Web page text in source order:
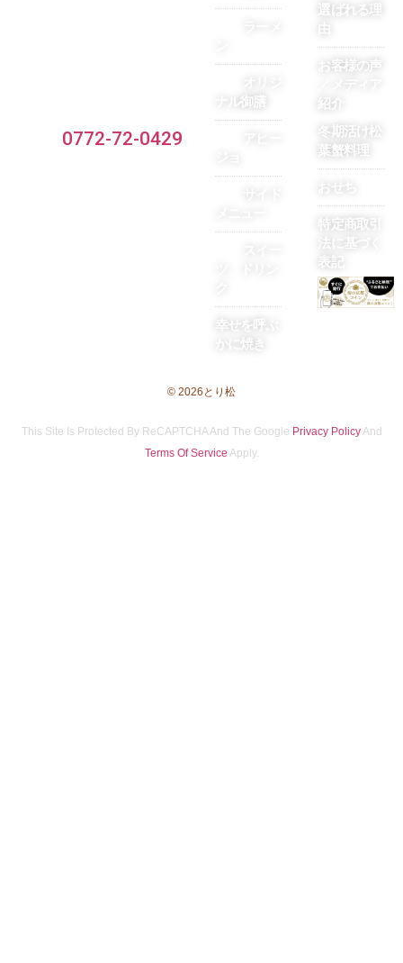
0772-72-0429
ナル御膳
幸せを呼ぶ
かに焼き
選ばれる理
由
お客様の声
紹介
冬期活け松
葉蟹料理
おせち
特定商取引
法に基づく
表記
©️ 2026とり松
This Site Is Protected By ReCAPTCHA And The Google Privacy PolicyAnd
Terms Of Service Apply.